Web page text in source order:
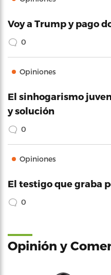
Voy a Trump y pago
0
Opiniones
El sinhogarismo
y solución
0
Opiniones
El testigo que graba
0
Opinión y